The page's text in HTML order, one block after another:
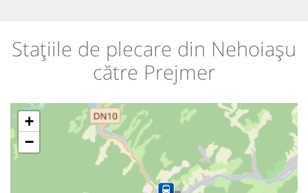
Stațiile de plecare din Nehoiașu
către Prejmer
+
−